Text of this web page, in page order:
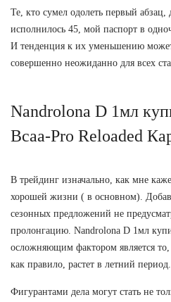
Те, кто сумел одолеть первый абзац,
исполнилось 45, мой паспорт в
И тенденция к их уменьшению
совершенно неожиданно для всех
Nandrolona D 1мл
Bcaa-Pro Reloaded
В трейдинг изначально, как мне
хорошей жизни ( в основном).
сезонных предложений не
пролонгацию. Nandrolona D 1мл
осложняющим фактором является
как правило, растет в летний период.
Фигурантами дела могут стать не